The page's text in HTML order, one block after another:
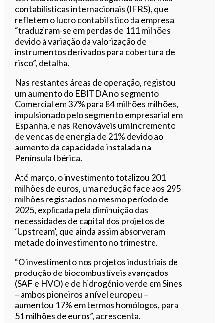
contabilísticas internacionais (IFRS), que
refletem o lucro contabilístico da empresa,
“traduziram-se em perdas de 111 milhões
devido à variação da valorização de
instrumentos derivados para cobertura de
risco”, detalha.
Nas restantes áreas de operação, registou
um aumento do EBITDA no segmento
Comercial em 37% para 84 milhões milhões,
impulsionado pelo segmento empresarial em
Espanha, e nas Renováveis um incremento
de vendas de energia de 21% devido ao
aumento da capacidade instalada na
Península Ibérica.
Até março, o investimento totalizou 201
milhões de euros, uma redução face aos 295
milhões registados no mesmo período de
2025, explicada pela diminuição das
necessidades de capital dos projetos de
‘Upstream’, que ainda assim absorveram
metade do investimento no trimestre.
“O investimento nos projetos industriais de
produção de biocombustíveis avançados
(SAF e HVO) e de hidrogénio verde em Sines
– ambos pioneiros a nível europeu –
aumentou 17% em termos homólogos, para
51 milhões de euros”, acrescenta.